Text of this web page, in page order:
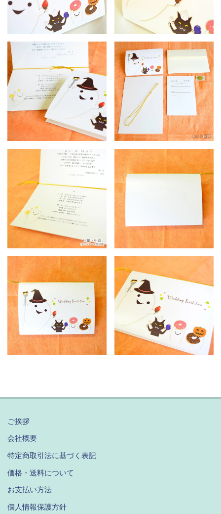
ご挨拶
会社概要
特定商取引法に基づく表記
価格・送料について
お支払い方法
個人情報保護方針